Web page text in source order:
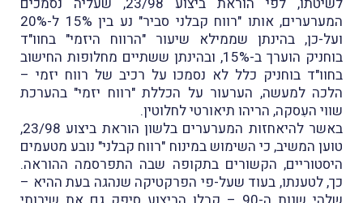
המערערים, אותו "רווח קבלני סביר" נע בין 15% ל-20%
ועל-כן, בהינתן שממילא שיעור "הרווח היזמי" בחוו"ד
בוחניק הוערך ב-15%, ובהינתן ששתיים מחלופות החישוב
בחוו"ד בוחניק כלל לא נסמכו על רכיב של רווח יזמי –
הלכה למעשה, הערעור על הכללת "רווח יזמי" בהערכת
שווי העִסקה, הריהו תיאורטי לחלוטין.
באשר להיאחזות המערערים בלשון הוראת ביצוע 23/98,
טוען המשיב, כי השימוש במינוח "רווח קבלני" נובע מטעמים
היסטוריים, הקשורים בתקופה שבה התפרסמה ההוראה.
כך, לטענתו, בעוד שעל-פי הפרקטיקה שנהגה בעת ההיא –